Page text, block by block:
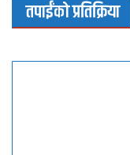
तपाईंको प्रतिक्रिया